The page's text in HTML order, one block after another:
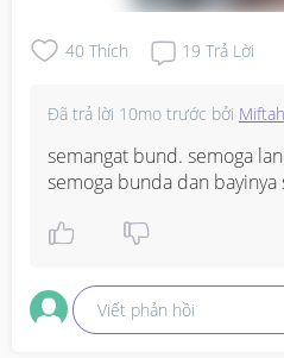
40 Thích 19 Trả Lời
Đã trả lời 10mo trước bởi
semangat bund. semoga
semoga bunda dan
Viết phản hồi